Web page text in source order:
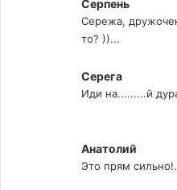
Серпень
Сережа,
то? ))...
Серега
Иди на.........й
Анатолий
Это прям